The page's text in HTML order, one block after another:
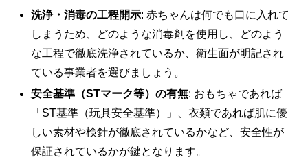
洗浄・消毒の工程開示: 赤ちゃんは何でも口に入れて
しまうため、どのような消毒剤を使用し、どのよう
な工程で徹底洗浄されているか、衛生面が明記され
ている事業者を選びましょう。
安全基準（STマーク等）の有無: おもちゃであれば
「ST基準（玩具安全基準）」、衣類であれば肌に優
しい素材や検針が徹底されているかなど、安全性が
保証されているかが鍵となります。